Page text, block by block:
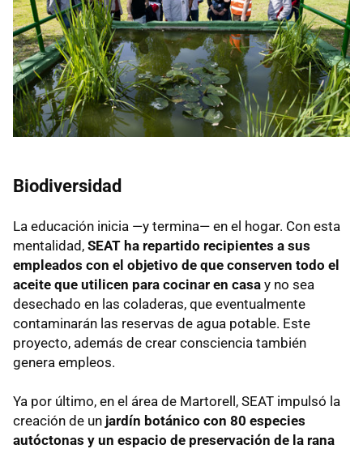
Biodiversidad
La educación inicia —y termina— en el hogar. Con esta
mentalidad, SEAT ha repartido recipientes a sus
empleados con el objetivo de que conserven todo el
aceite que utilicen para cocinar en casa y no sea
desechado en las coladeras, que eventualmente
contaminarán las reservas de agua potable. Este
proyecto, además de crear consciencia también
genera empleos.
Ya por último, en el área de Martorell, SEAT impulsó la
creación de un jardín botánico con 80 especies
autóctonas y un espacio de preservación de la rana